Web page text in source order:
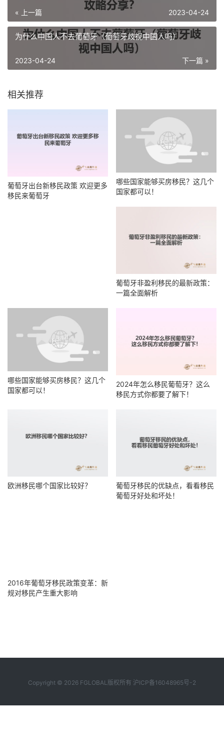
« 上一篇 2023-04-24
为什么中国人不去葡萄牙（葡萄牙歧视中国人吗）
下一篇 »
2023-04-24
相关推荐
葡萄牙出台新移民政策 欢迎更多
移民来葡萄牙
哪些国家能够买房移民？这几个
国家都可以！
葡萄牙非盈利移民的最新政策：
一篇全面解析
哪些国家能够买房移民？这几个
国家都可以！
2024年怎么移民葡萄牙？这么
移民方式你都要了解下！
欧洲移民哪个国家比较好？
葡萄牙移民的优缺点，看看移民
葡萄牙好处和坏处！
2016年葡萄牙移民政策变革：新
规对移民产生重大影响
Copyright © 2026 FGLOBAL版权所有 沪ICP备16048965号-2